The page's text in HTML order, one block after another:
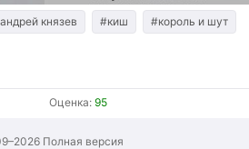
князев #киш #король и шут
Оценка: 95
Полная версия